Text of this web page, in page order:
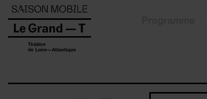
Panneau de gestion des cookies